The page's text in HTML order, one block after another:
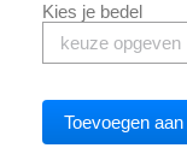
Kies je bedel